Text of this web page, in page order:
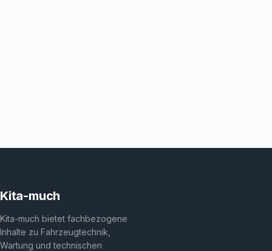
Kita-much
Kita-much bietet fachbezogene
Inhalte zu Fahrzeugtechnik,
Wartung und technischen